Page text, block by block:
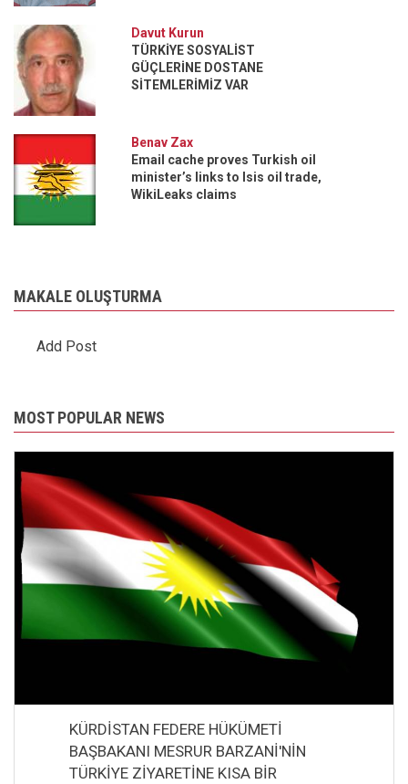
Davut Kurun
TÜRKİYE SOSYALİST
GÜÇLERİNE DOSTANE
SİTEMLERİMİZ VAR
Benav Zax
Email cache proves Turkish oil
minister’s links to Isis oil trade,
WikiLeaks claims
MAKALE OLUŞTURMA
Add Post
MOST POPULAR NEWS
KÜRDİSTAN FEDERE HÜKÜMETİ
BAŞBAKANI MESRUR BARZANİ'NİN
TÜRKİYE ZİYARETİNE KISA BİR